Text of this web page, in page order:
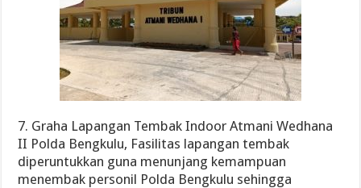
7. Graha Lapangan Tembak Indoor Atmani Wedhana
II Polda Bengkulu, Fasilitas lapangan tembak
diperuntukkan guna menunjang kemampuan
menembak personil Polda Bengkulu sehingga